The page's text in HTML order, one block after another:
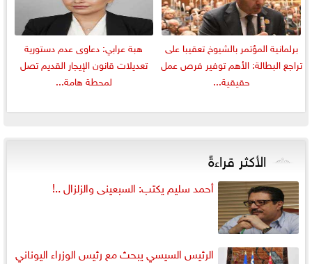
برلمانية المؤتمر بالشيوخ تعقيبا على
تراجع البطالة: الأهم توفير فرص عمل
حقيقية...
هبة عرابي: دعاوى عدم دستورية
تعديلات قانون الإيجار القديم تصل
لمحطة هامة...
الأكثر قراءةً
أحمد سليم يكتب: السبعينى والزلزال ..!
الرئيس السيسي يبحث مع رئيس الوزراء اليوناني